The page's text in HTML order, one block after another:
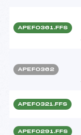
APEF0361.FFS
APEF0362
APEF0321.FFS
APEF0291.FFS